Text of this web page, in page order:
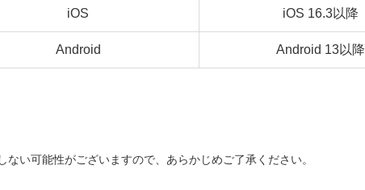
iOS iOS 16.3以降
Android Android 13以降
い可能性がございますので、あらかじめご了承ください。